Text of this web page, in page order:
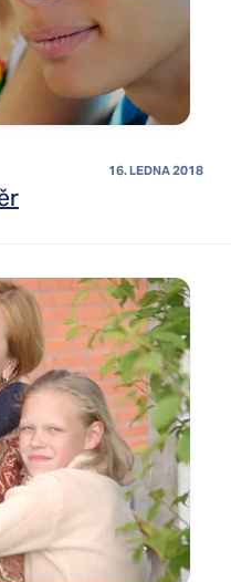
16. LEDNA 2018